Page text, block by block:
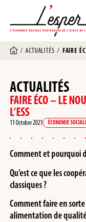
/ACTUALITÉS / FAIRE
ACTUALITÉS
FAIRE ÉCO – LE
L’ESS
11 Octobre 2021 ÉCONOMIE
Comment et pourquoi
Qu’est ce que les
classiques ?
Comment faire en
alimentation de